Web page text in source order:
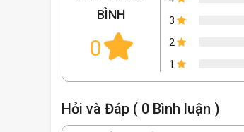
BÌNH
0
3
2
1
Hỏi và Đáp ( 0 Bình luận )